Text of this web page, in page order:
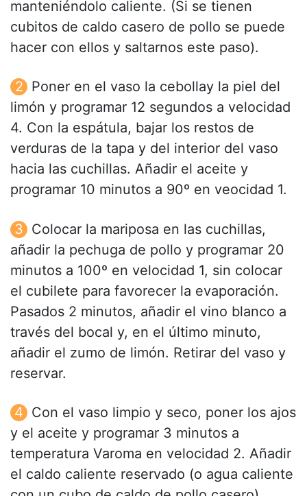
manteniéndolo caliente. (Si se tienen
cubitos de caldo casero de pollo se puede
hacer con ellos y saltarnos este paso).
Poner en el vaso la cebollay la piel del
limón y programar 12 segundos a velocidad
4. Con la espátula, bajar los restos de
verduras de la tapa y del interior del vaso
hacia las cuchillas. Añadir el aceite y
programar 10 minutos a 90º en veocidad 1.
Colocar la mariposa en las cuchillas,
añadir la pechuga de pollo y programar 20
minutos a 100º en velocidad 1, sin colocar
el cubilete para favorecer la evaporación.
Pasados 2 minutos, añadir el vino blanco a
través del bocal y, en el último minuto,
añadir el zumo de limón. Retirar del vaso y
reservar.
Con el vaso limpio y seco, poner los ajos
y el aceite y programar 3 minutos a
temperatura Varoma en velocidad 2. Añadir
el caldo caliente reservado (o agua caliente